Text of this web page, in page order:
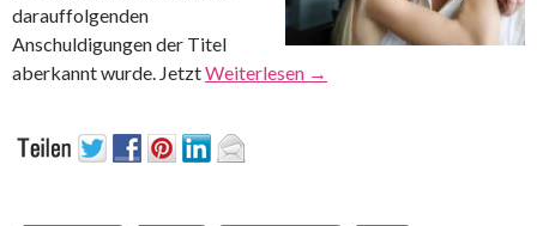
darauffolgenden
Anschuldigungen der Titel
aberkannt wurde. JetztWeiterlesen →